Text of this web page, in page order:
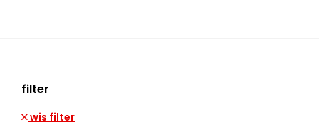
filter
wis filter